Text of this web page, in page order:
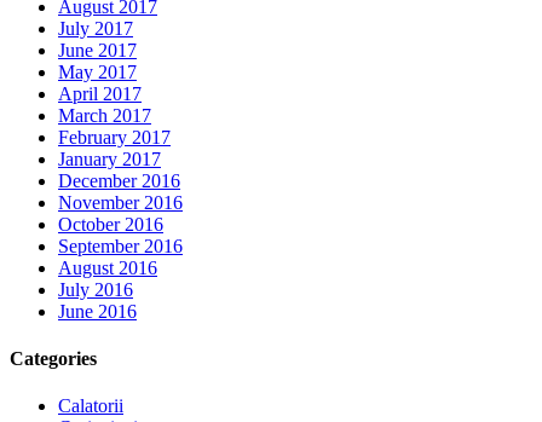
August 2017
July 2017
June 2017
May 2017
April 2017
March 2017
February 2017
January 2017
December 2016
November 2016
October 2016
September 2016
August 2016
July 2016
June 2016
Categories
Calatorii